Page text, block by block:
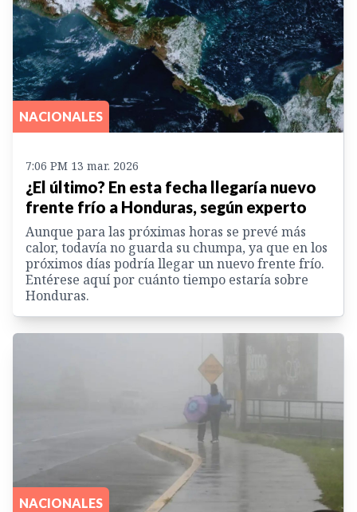
NACIONALES
7:06 PM 13 mar. 2026
¿El último? En esta fecha llegaría nuevo
frente frío a Honduras, según experto
Aunque para las próximas horas se prevé más
calor, todavía no guarda su chumpa, ya que en los
próximos días podría llegar un nuevo frente frío.
Entérese aquí por cuánto tiempo estaría sobre
Honduras.
NACIONALES